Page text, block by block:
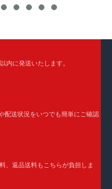
内に発送いたします。
配送状況をいつでも簡単にご確認
、返品送料もこちらが負担しま